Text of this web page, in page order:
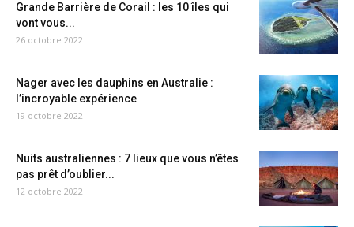
Grande Barrière de Corail : les 10 îles qui
vont vous...
26 octobre 2022
Nager avec les dauphins en Australie :
l’incroyable expérience
19 octobre 2022
Nuits australiennes : 7 lieux que vous n’êtes
pas prêt d’oublier...
12 octobre 2022